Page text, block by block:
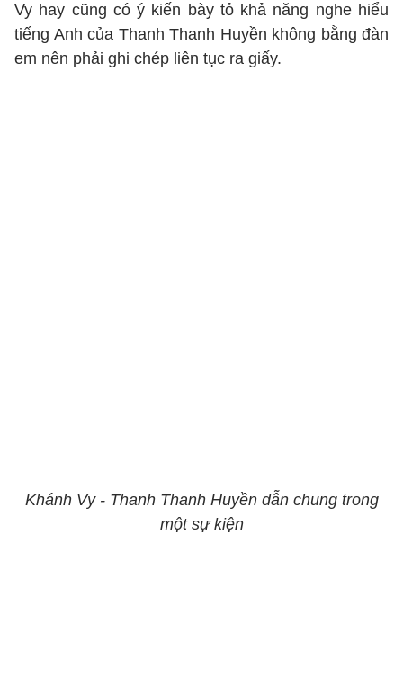
Vy hay cũng có ý kiến bày tỏ khả năng nghe hiểu
tiếng Anh của Thanh Thanh Huyền không bằng đàn
em nên phải ghi chép liên tục ra giấy.
Khánh Vy - Thanh Thanh Huyền dẫn chung trong
một sự kiện